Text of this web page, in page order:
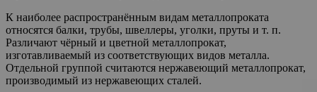
К наиболее распространённым видам металлопроката
относятся балки, трубы, швеллеры, уголки, пруты и т. п.
Различают чёрный и цветной металлопрокат,
изготавливаемый из соответствующих видов металла.
Отдельной группой считаются нержавеющий металлопрокат,
производимый из нержавеющих сталей.